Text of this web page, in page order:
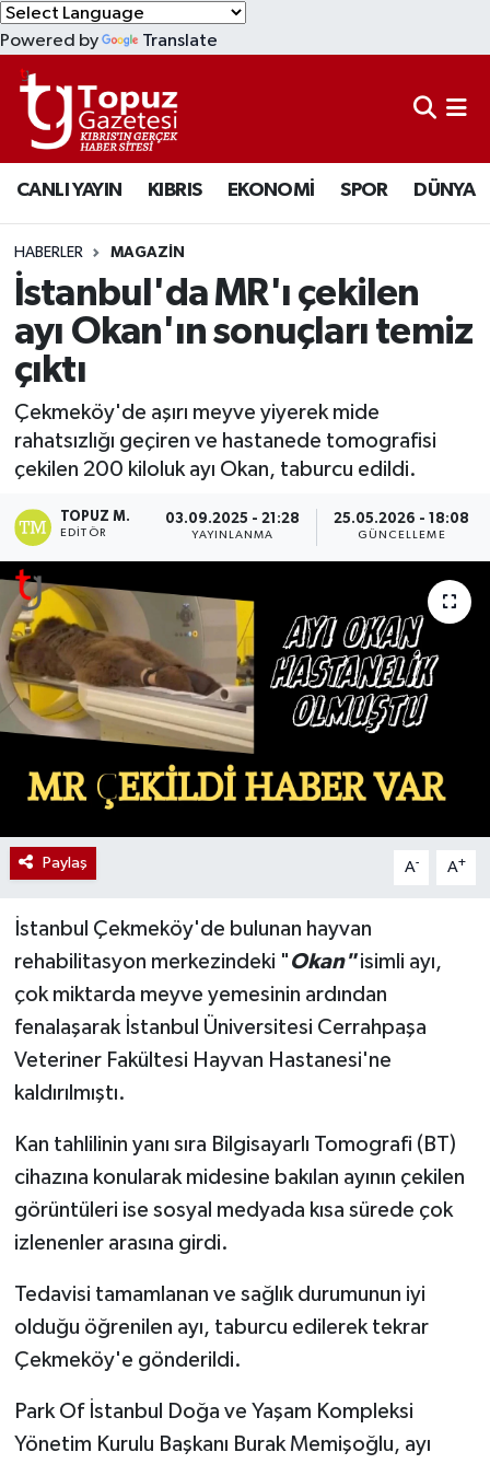
Powered by Translate
CANLI YAYIN KIBRIS EKONOMİ SPOR DÜNYA
HABERLER MAGAZİN
İstanbul'da MR'ı çekilen
ayı Okan'ın sonuçları temiz
çıktı
Çekmeköy'de aşırı meyve yiyerek mide
rahatsızlığı geçiren ve hastanede tomografisi
çekilen 200 kiloluk ayı Okan, taburcu edildi.
TOPUZ M.
EDITÖR
03.09.2025 - 21:28
YAYINLANMA
25.05.2026 - 18:08
GÜNCELLEME
Paylaş A- A+
İstanbul Çekmeköy'de bulunan hayvan
rehabilitasyon merkezindeki " Okan"isimli ayı,
çok miktarda meyve yemesinin ardından
fenalaşarak İstanbul Üniversitesi Cerrahpaşa
Veteriner Fakültesi Hayvan Hastanesi'ne
kaldırılmıştı.
Kan tahlilinin yanı sıra Bilgisayarlı Tomografi (BT)
cihazına konularak midesine bakılan ayının çekilen
görüntüleri ise sosyal medyada kısa sürede çok
izlenenler arasına girdi.
Tedavisi tamamlanan ve sağlık durumunun iyi
olduğu öğrenilen ayı, taburcu edilerek tekrar
Çekmeköy'e gönderildi.
Park Of İstanbul Doğa ve Yaşam Kompleksi
Yönetim Kurulu Başkanı Burak Memişoğlu, ayı
KIBRIS
DÜNYA
EKONOMİ
MAGAZİN
SAĞLIK
SPOR
TEKNOLOJİ
TÜRKİYE
Lefkoşa Nöbetçi Eczaneler
Lefkoşa Hava Durumu
Lefkoşa Trafik Yoğunluk Haritası
Süper Lig Puan Durumu ve Fikstür
Tüm Manşetler
Son Dakika Haberleri
Haber Arşivi